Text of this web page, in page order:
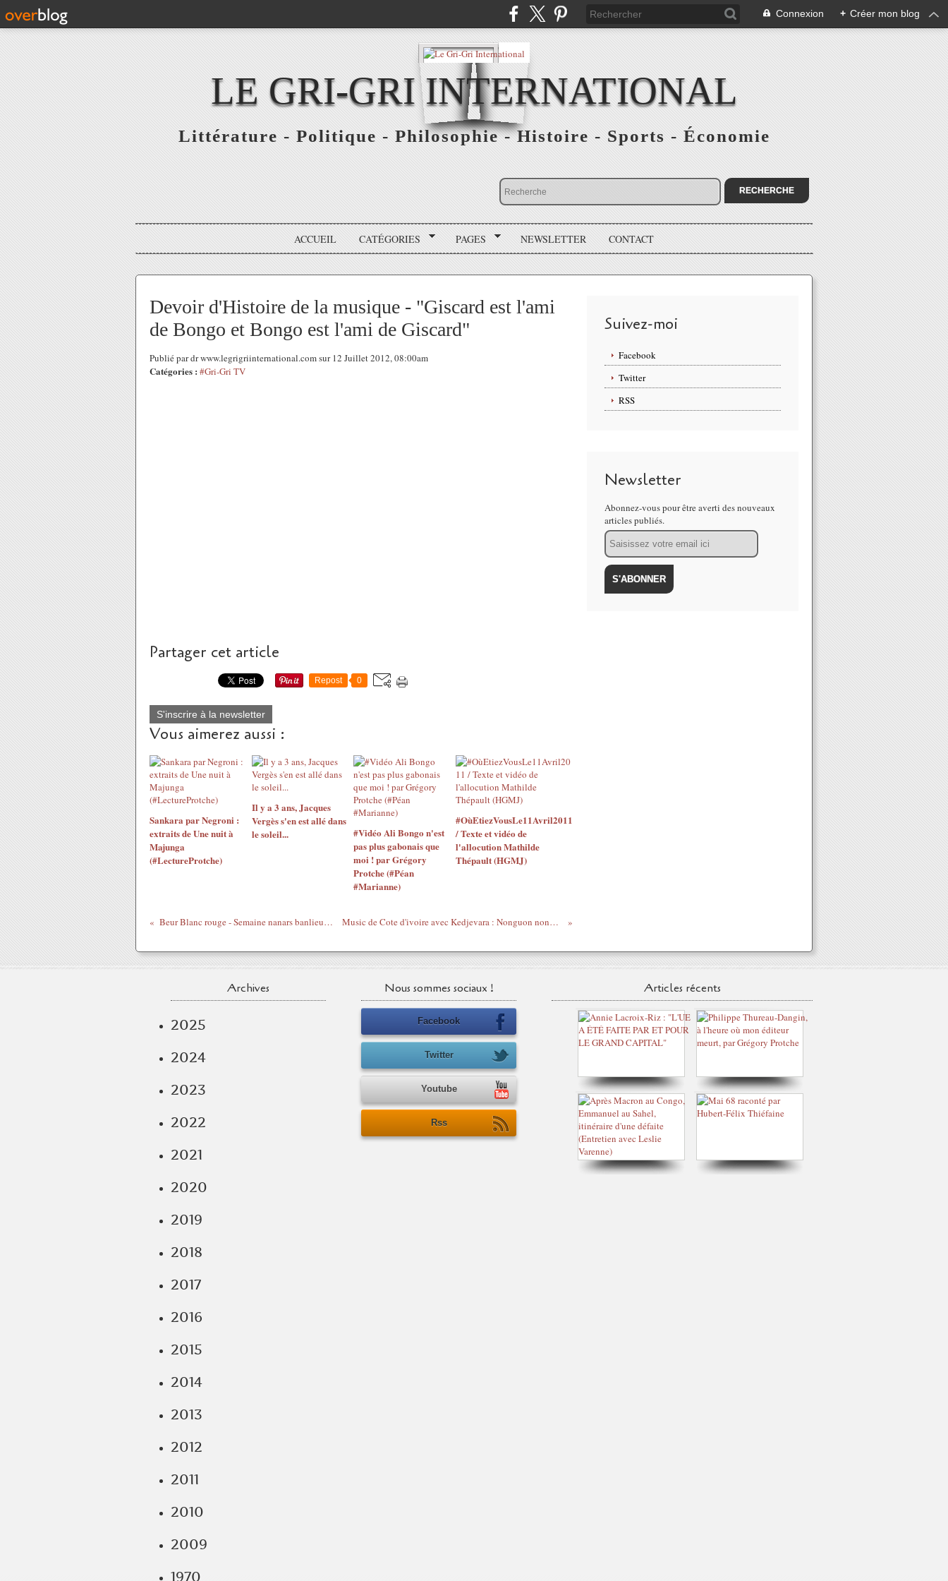
Connexion + Créer mon blog
LE GRI-GRI INTERNATIONAL
Littérature - Politique - Philosophie - Histoire - Sports - Économie
ACCUEIL CATÉGORIES PAGES NEWSLETTER CONTACT
Devoir d'Histoire de la musique - "Giscard est l'ami
de Bongo et Bongo est l'ami de Giscard"
Publié par dr www.legrigriinternational.com sur 12 Juillet 2012, 08:00am
Catégories : #Gri-Gri TV
Partager cet article
Repost 0
S'inscrire à la newsletter
Vous aimerez aussi :
Sankara par Negroni :
extraits de Une nuit à
Majunga
(#LectureProtche)
Il y a 3 ans, Jacques
Vergès s'en est allé dans
le soleil...
#Vidéo Ali Bongo n'est
pas plus gabonais que
moi ! par Grégory
Protche (#Péan
#Marianne)
#OùEtiezVousLe11Avril2011
/ Texte et vidéo de
l'allocution Mathilde
Thépault (HGMJ)
Beur Blanc rouge - Semaine nanars banlieusards Music de Cote d'ivoire avec Kedjevara : Nonguon nonguon...
Suivez-moi
Facebook
Twitter
RSS
Newsletter
Abonnez-vous pour être averti des nouveaux
articles publiés.
Email
Archives
2025
2024
2023
2022
2021
2020
2019
2018
2017
2016
2015
2014
2013
2012
2011
2010
2009
1970
Nous sommes sociaux !
Facebook
Twitter
Youtube
Rss
Articles récents